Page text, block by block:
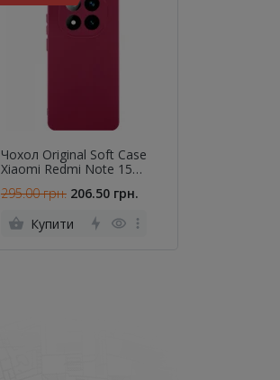
Чохол Original Soft Case
Xiaomi Redmi Note 15
295.00 грн. 206.50 грн.
Купити